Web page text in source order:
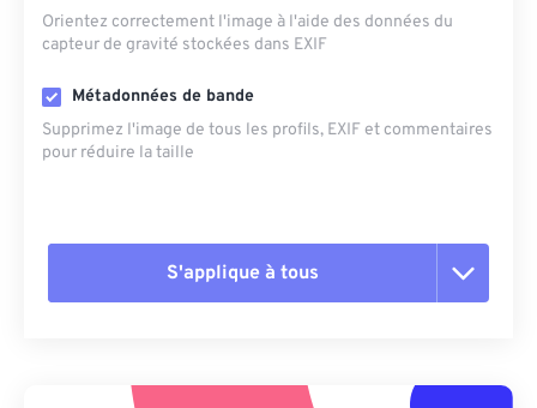
Orientez correctement l'image à l'aide des données du
capteur de gravité stockées dans EXIF
Métadonnées de bande
Supprimez l'image de tous les profils, EXIF ​​et commentaires
pour réduire la taille
S'applique à tous
Appliquer à partir du préréglage